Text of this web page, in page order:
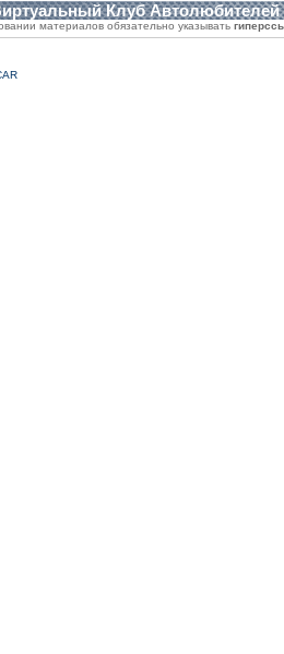
Клуб Автолюбителей
материалов обязательно указывать